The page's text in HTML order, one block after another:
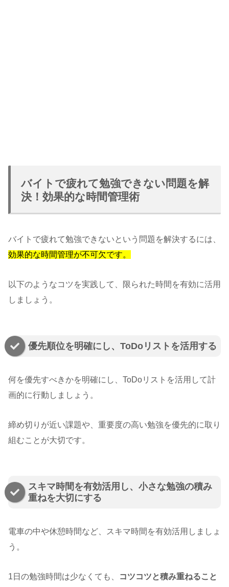
バイトで疲れて勉強できない問題を解
決！効果的な時間管理術
バイトで疲れて勉強できないという問題を解決するには、
効果的な時間管理が不可欠です。
以下のようなコツを実践して、限られた時間を有効に活用
しましょう。
優先順位を明確にし、ToDoリストを活用する
何を優先すべきかを明確にし、ToDoリストを活用して計
画的に行動しましょう。
締め切りが近い課題や、重要度の高い勉強を優先的に取り
組むことが大切です。
スキマ時間を有効活用し、小さな勉強の積み
重ねを大切にする
電車の中や休憩時間など、スキマ時間を有効活用しましょ
う。
1日の勉強時間は少なくても、
コツコツと積み重ねること